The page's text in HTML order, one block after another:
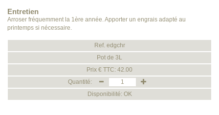
Entretien
Arroser fréquemment la 1ère année. Apporter un engrais adapté au
printemps si nécessaire.
Ref. edgchr
Pot de 3L
Prix € TTC: 42.00
Quantité:
Disponibilité: OK